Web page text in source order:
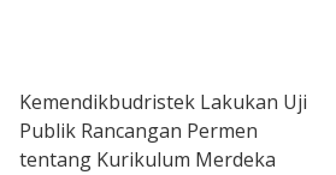
Kemendikbudristek Lakukan Uji
Publik Rancangan Permen
tentang Kurikulum Merdeka